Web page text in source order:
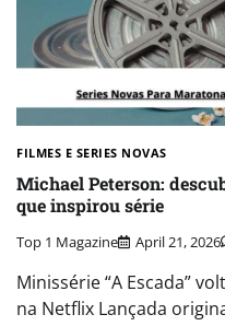
FILMES E SERIES NOVAS​
Michael Peterson:
que inspirou série
Top 1 Magazine April 21, 2026
Minissérie “A Escada”
na Netflix Lançada